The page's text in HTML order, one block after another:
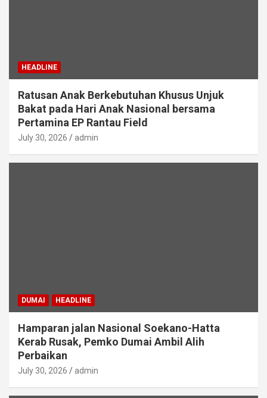
HEADLINE
Ratusan Anak Berkebutuhan Khusus Unjuk
Bakat pada Hari Anak Nasional bersama
Pertamina EP Rantau Field
July 30, 2026 admin
DUMAI HEADLINE
Hamparan jalan Nasional Soekano-Hatta
Kerab Rusak, Pemko Dumai Ambil Alih
Perbaikan
July 30, 2026 admin